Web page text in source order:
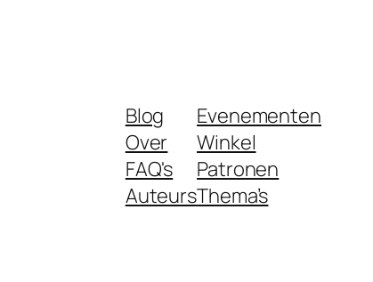
Blog
Over
FAQ's
Auteurs
Evenementen
Winkel
Patronen
Thema’s